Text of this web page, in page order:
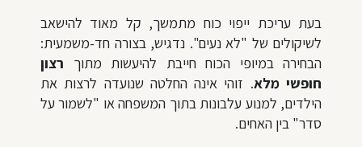
בעת עריכת ייפוי כוח מתמשך, קל מאוד להישאב
לשיקולים של "לא נעים". נדגיש, בצורה חד-משמעית:
הבחירה במיופי הכוח חייבת להיעשות מתוך רצון
חופשי מלא. זוהי אינה החלטה שנועדה לרצות את
הילדים, למנוע עלבונות בתוך המשפחה או "לשמור על
סדר" בין האחים.